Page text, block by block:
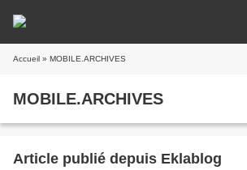
Accueil » MOBILE.ARCHIVES
MOBILE.ARCHIVES
Article publié depuis Eklablog